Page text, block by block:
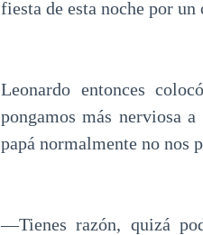
fiesta de esta noche por
Leonardo entonces
pongamos más nerviosa
papá normalmente no nos
—Tienes razón, quizá